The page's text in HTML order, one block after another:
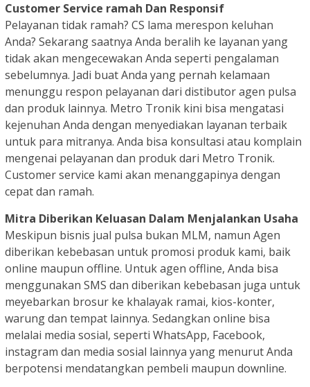
Customer Service ramah Dan Responsif
Pelayanan tidak ramah? CS lama merespon keluhan
Anda? Sekarang saatnya Anda beralih ke layanan yang
tidak akan mengecewakan Anda seperti pengalaman
sebelumnya. Jadi buat Anda yang pernah kelamaan
menunggu respon pelayanan dari distibutor agen pulsa
dan produk lainnya. Metro Tronik kini bisa mengatasi
kejenuhan Anda dengan menyediakan layanan terbaik
untuk para mitranya. Anda bisa konsultasi atau komplain
mengenai pelayanan dan produk dari Metro Tronik.
Customer service kami akan menanggapinya dengan
cepat dan ramah.
Mitra Diberikan Keluasan Dalam Menjalankan Usaha
Meskipun bisnis jual pulsa bukan MLM, namun Agen
diberikan kebebasan untuk promosi produk kami, baik
online maupun offline. Untuk agen offline, Anda bisa
menggunakan SMS dan diberikan kebebasan juga untuk
meyebarkan brosur ke khalayak ramai, kios-konter,
warung dan tempat lainnya. Sedangkan online bisa
melalai media sosial, seperti WhatsApp, Facebook,
instagram dan media sosial lainnya yang menurut Anda
berpotensi mendatangkan pembeli maupun downline.